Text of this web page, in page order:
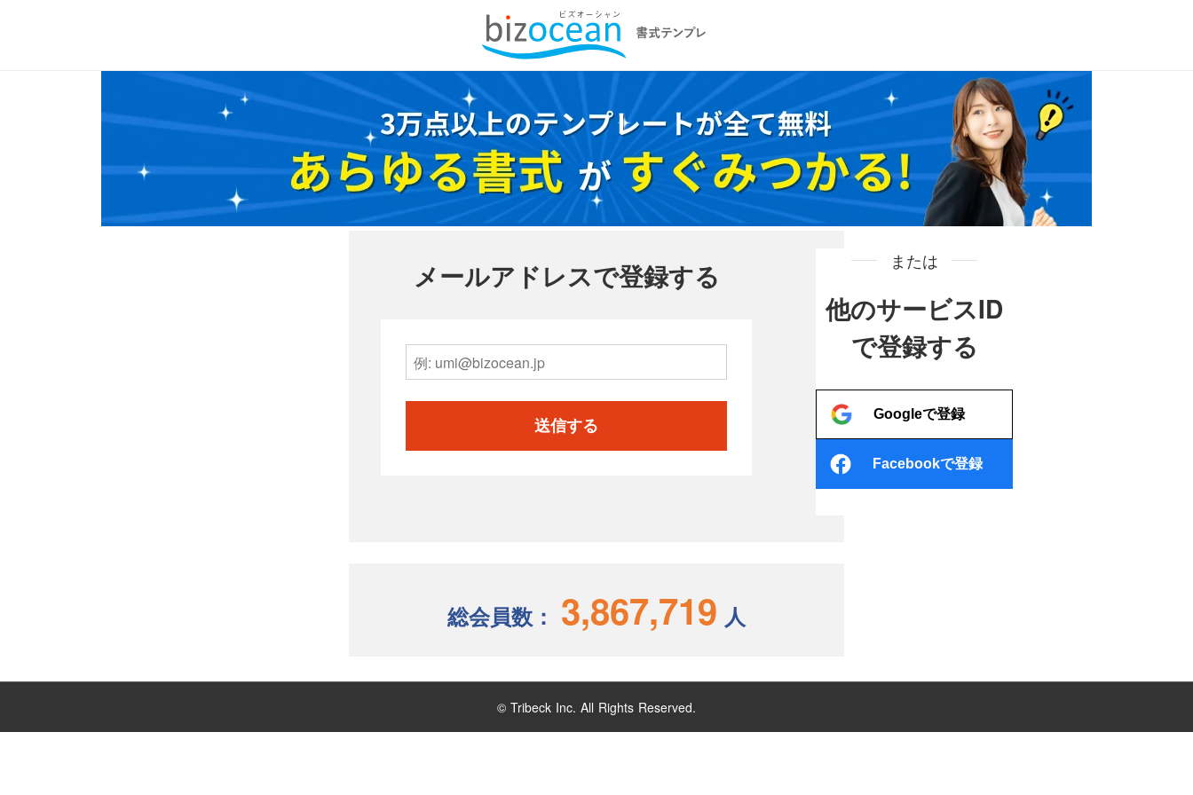
メールアドレスで登録する
送信する
または
他のサービスID
で登録する
Googleで登録
Facebookで登録
総会員数： 3,867,719 人
© Tribeck Inc. All Rights Reserved.